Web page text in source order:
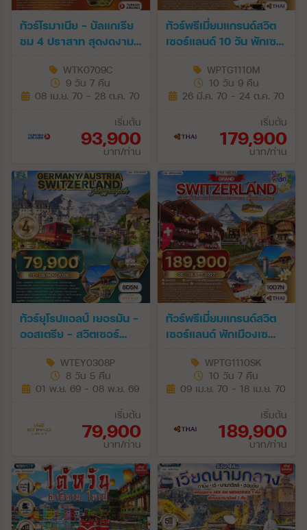
ทัวร์โรมาเนีย - บัลแกเรีย
ชม 4 ปราสาท สุดงดงาม
WTK0709C
9 วัน 7 คืน
08 เม.ย. 70 - 28 ต.ค. 70
เริ่มต้น
93,900
บาท/ท่าน
ทัวร์พรีเมี่ยมแกรนด์สวิต
เซอร์แลนด์ 10 วัน พักเซ
WPTG1110M
10 วัน 9 คืน
26 มี.ค. 70 - 24 ต.ค. 70
เริ่มต้น
179,900
บาท/ท่าน
ทัวร์ยุโรปแอลป์ เยอรมัน -
ออสเตรีย - สวิตเซอร์
NOV 26 WTEY0308P
8 วัน 5 คืน
01 พ.ย. 69 - 08 พ.ย. 69
เริ่มต้น
79,900
บาท/ท่าน
ทัวร์พรีเมี่ยมแกรนด์สวิต
เซอร์แลนด์ พักเมืองเซ
18 APR 27
[SONGKRAN]
WPTG1110SK
10 วัน 7 คืน
09 เม.ย. 70 - 18 เม.ย. 70
เริ่มต้น
189,900
บาท/ท่าน